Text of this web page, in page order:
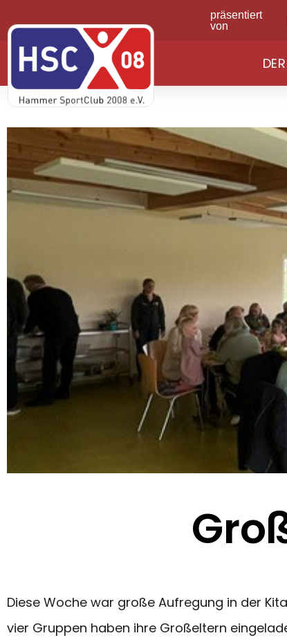
präsentiert
von
Diese Woche war große Aufregung in der
vier Gruppen haben ihre Großeltern